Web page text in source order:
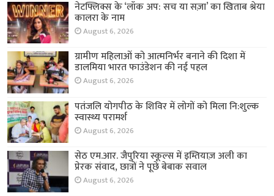
नेटफ्लिक्स के ‘लॉक अप: सच या सज़ा’ का खिताब श्रेया
कालरा के नाम
August 6, 2026
ग्रामीण महिलाओं को आत्मनिर्भर बनाने की दिशा में
डालमिया भारत फाउंडेशन की नई पहल
August 6, 2026
पतंजलि योगपीठ के शिविर में लोगों को मिला नि:शुल्क
स्वास्थ्य परामर्श
August 6, 2026
सेठ एम.आर. जैपुरिया स्कूल्स में इम्तियाज़ अली का
प्रेरक संवाद, छात्रों ने पूछे बेबाक सवाल
August 6, 2026